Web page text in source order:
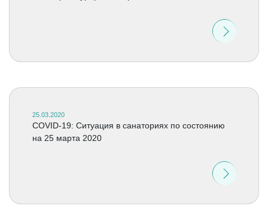
25.03.2020
COVID-19: Ситуация в санаториях по состоянию
на 25 марта 2020